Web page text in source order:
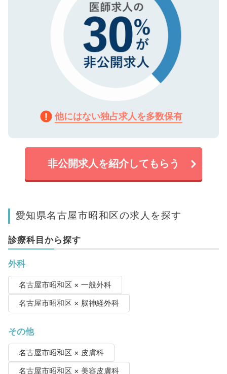
他にはない独占求人を多数保有
非公開求人を紹介してもらう
愛知県名古屋市昭和区の求人を探す
診療科目から探す
外科
名古屋市昭和区 × 一般外科
名古屋市昭和区 × 脳神経外科
その他
名古屋市昭和区 × 皮膚科
名古屋市昭和区 × 美容皮膚科